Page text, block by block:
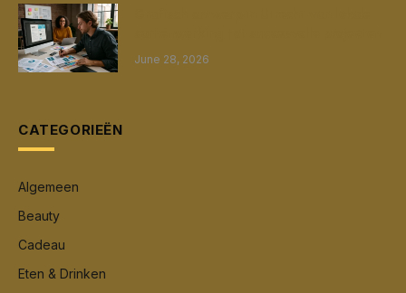
June 28, 2026
CATEGORIEËN
Algemeen
Beauty
Cadeau
Eten & Drinken